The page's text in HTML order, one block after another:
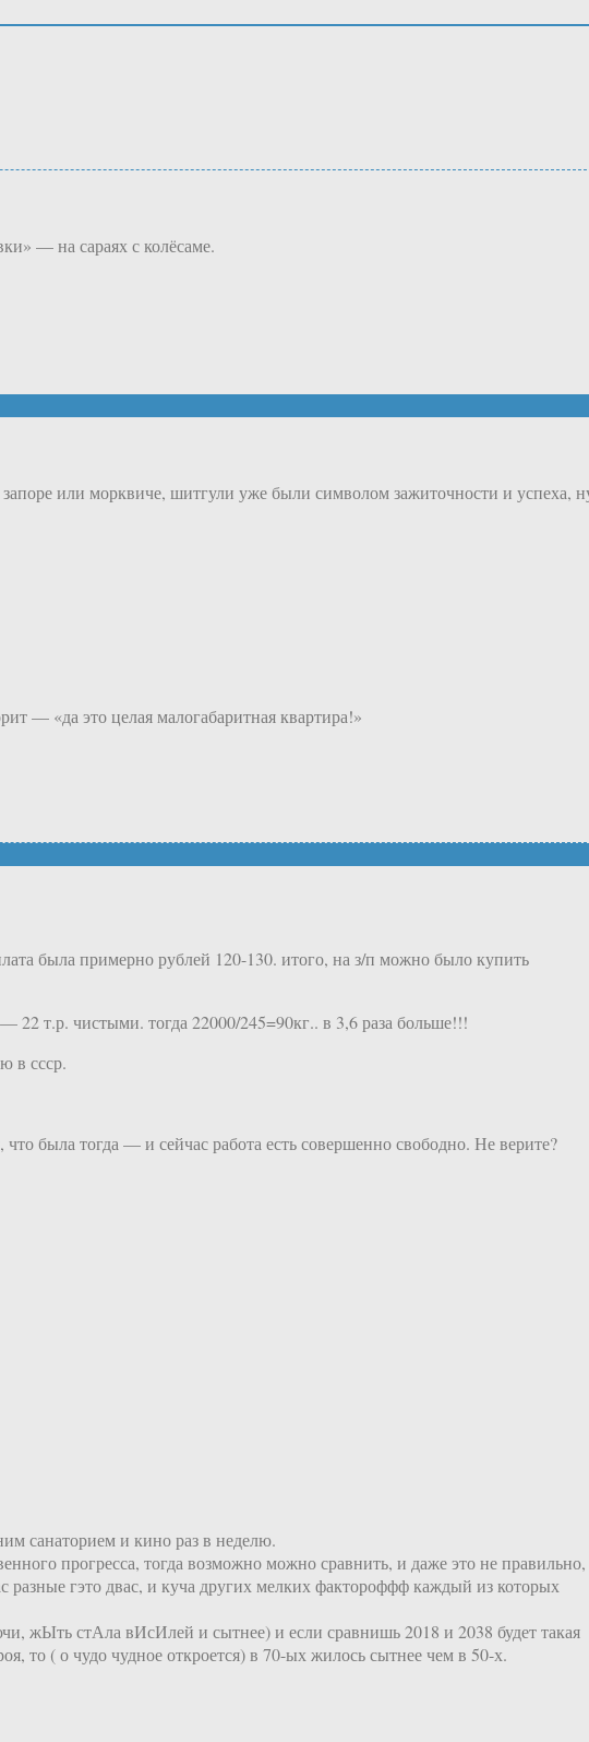
— на сараях с колёсаме.
или морквиче, шитгули уже были символом зажиточности и успеха,
— «да это целая малогабаритная квартира!»
была примерно рублей 120-130. итого, на з/п можно было купить
22 т.р. чистыми. тогда 22000/245=90кг.. в 3,6 раза больше!!!
в ссср.
была тогда — и сейчас работа есть совершенно свободно. Не верите?
санаторием и кино раз в неделю.
прогресса, тогда возможно можно сравнить, и даже это не правильно,
разные гэто двас, и куча других мелких фактороффф каждый из которых
жЫть стАла вИсИлей и сытнее) и если сравнишь 2018 и 2038 будет такая
то ( о чудо чудное откроется) в 70-ых жилось сытнее чем в 50-х.